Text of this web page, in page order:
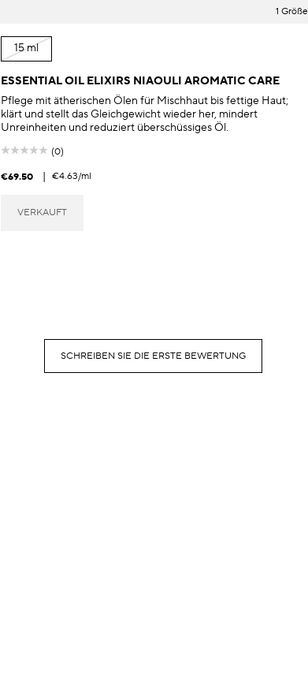
1 Größe
15 ml
ESSENTIAL OIL ELIXIRS NIAOULI AROMATIC CARE
Pflege mit ätherischen Ölen für Mischhaut bis fettige Haut;
klärt und stellt das Gleichgewicht wieder her, mindert
Unreinheiten und reduziert überschüssiges Öl.
(0)
€69.50 | €4.63/ml
VERKAUFT
SCHREIBEN SIE DIE ERSTE BEWERTUNG